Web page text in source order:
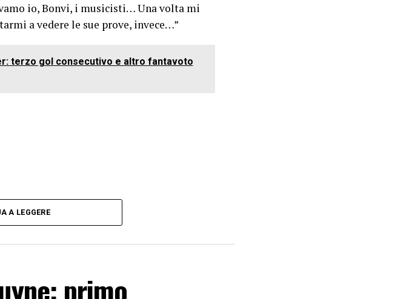
io, Bonvi, i musicisti… Una volta mi
a vedere le sue prove, invece…”
terzo gol consecutivo e altro fantavoto
A LEGGERE
primo